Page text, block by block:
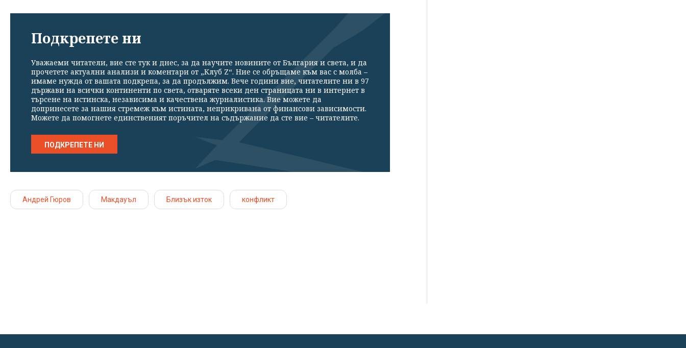
Подкрепете ни
Уважаеми читатели, вие сте тук и днес, за да научите новините от България и света, и да
прочетете актуални анализи и коментари от „Клуб Z“. Ние се обръщаме към вас с молба –
имаме нужда от вашата подкрепа, за да продължим. Вече години вие, читателите ни в 97
държави на всички континенти по света, отваряте всеки ден страницата ни в интернет в
търсене на истинска, независима и качествена журналистика. Вие можете да
допринесете за нашия стремеж към истината, неприкривана от финансови зависимости.
Можете да помогнете единственият поръчител на съдържание да сте вие – читателите.
ПОДКРЕПЕТЕ НИ
Андрей Гюров Макдауъл Близък изток конфликт